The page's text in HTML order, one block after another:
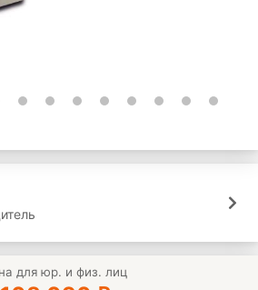
для юр. и физ. лиц